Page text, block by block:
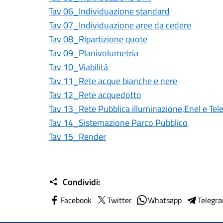
Tav 06_Individuazione standard
Tav 07_Individuazione aree da cedere
Tav 08_Ripartizione quote
Tav 09_Planivolumetria
Tav 10_Viabilità
Tav 11_Rete acque bianche e nere
Tav 12_Rete acquedotto
Tav 13_Rete Pubblica illuminazione,Enel e
Tav 14_Sistemazione Parco Pubblico
Tav 15_Render
Condividi:
Facebook Twitter Whatsapp